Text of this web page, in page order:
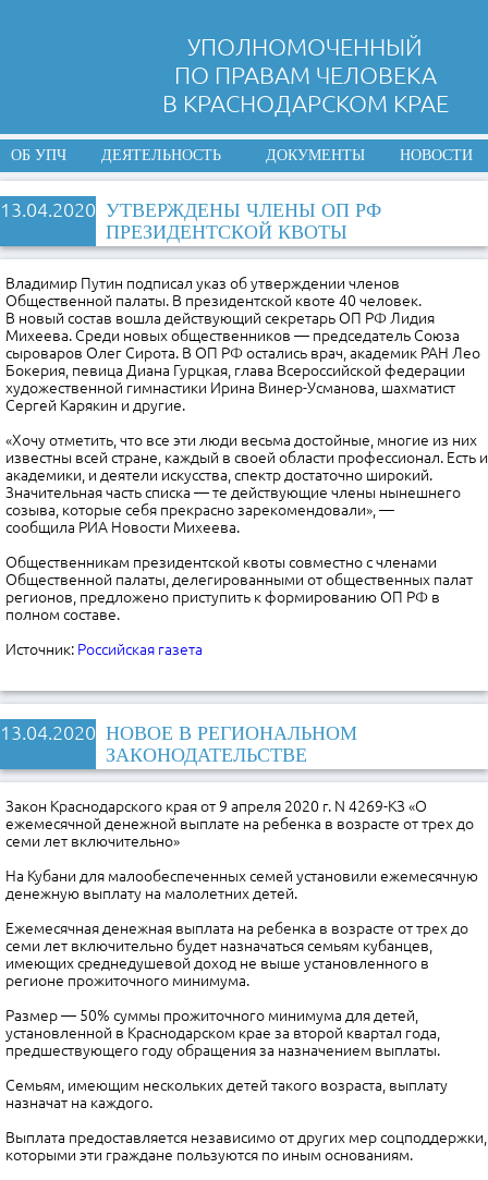
УПОЛНОМОЧЕННЫЙ
ПО ПРАВАМ ЧЕЛОВЕКА
В КРАСНОДАРСКОМ КРАЕ
ОБ УПЧ ДЕЯТЕЛЬНОСТЬ ДОКУМЕНТЫ НОВОСТИ
13.04.2020 УТВЕРЖДЕНЫ ЧЛЕНЫ ОП РФ
ПРЕЗИДЕНТСКОЙ КВОТЫ
Владимир Путин подписал указ об утверждении членов
Общественной палаты. В президентской квоте 40 человек.
В новый состав вошла действующий секретарь ОП РФ Лидия
Михеева. Среди новых общественников — председатель Союза
сыроваров Олег Сирота. В ОП РФ остались врач, академик РАН Лео
Бокерия, певица Диана Гурцкая, глава Всероссийской федерации
художественной гимнастики Ирина Винер-Усманова, шахматист
Сергей Карякин и другие.
«Хочу отметить, что все эти люди весьма достойные, многие из них
известны всей стране, каждый в своей области профессионал. Есть и
академики, и деятели искусства, спектр достаточно широкий.
Значительная часть списка — те действующие члены нынешнего
созыва, которые себя прекрасно зарекомендовали», —
сообщила РИА Новости Михеева.
Общественникам президентской квоты совместно с членами
Общественной палаты, делегированными от общественных палат
регионов, предложено приступить к формированию ОП РФ в
полном составе.
Источник: Российская газета
13.04.2020 НОВОЕ В РЕГИОНАЛЬНОМ
ЗАКОНОДАТЕЛЬСТВЕ
Закон Краснодарского края от 9 апреля 2020 г. N 4269-КЗ «О
ежемесячной денежной выплате на ребенка в возрасте от трех до
семи лет включительно»
На Кубани для малообеспеченных семей установили ежемесячную
денежную выплату на малолетних детей.
Ежемесячная денежная выплата на ребенка в возрасте от трех до
семи лет включительно будет назначаться семьям кубанцев,
имеющих среднедушевой доход не выше установленного в
регионе прожиточного минимума.
Размер — 50% суммы прожиточного минимума для детей,
установленной в Краснодарском крае за второй квартал года,
предшествующего году обращения за назначением выплаты.
Семьям, имеющим нескольких детей такого возраста, выплату
назначат на каждого.
Выплата предоставляется независимо от других мер соцподдержки,
которыми эти граждане пользуются по иным основаниям.